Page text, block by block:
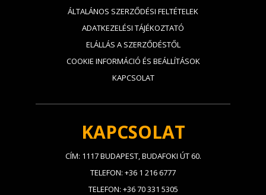
ÁLTALÁNOS SZERZŐDÉSI FELTÉTELEK
ADATKEZELÉSI TÁJÉKOZTATÓ
ELÁLLÁS A SZERZŐDÉSTŐL
COOKIE INFORMÁCIÓ ÉS BEÁLLÍTÁSOK
KAPCSOLAT
KAPCSOLAT
CÍM: 1117 BUDAPEST, BUDAFOKI ÚT 60.
TELEFON: +36 1 216 6777
TELEFON: +36 70 331 5305